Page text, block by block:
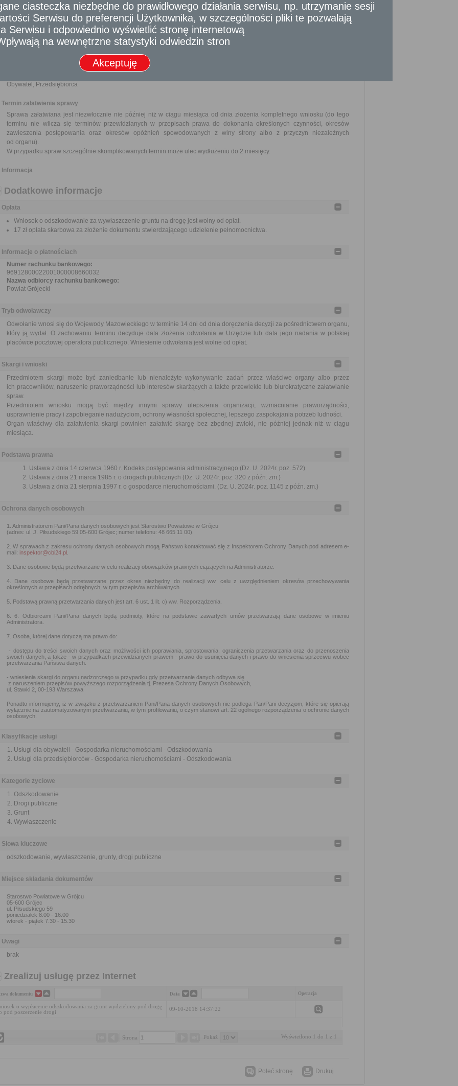
imiona i nazwiska oraz aktualne adresy pozostałych osób uprawnionych do ubiegania się o odszkodowanie.
Dokument, na podstawie którego grunt został wywłaszczony.
Orzeczenie (decyzja) o stwierdzeniu nieważności decyzji wywłaszczeniowej w części dotyczącej ustalenia i wypłaty
odszkodowania (jeżeli zostało wydane).
Dokument potwierdzający prawo wnioskodawcy do żądania ustalenia i wypłaty odszkodowania.
Pełnomocnictwo w przypadku ustanowienia pełnomocnika wraz z dowodem uiszczenia stosownej opłaty.
Obywatel, Przedsiębiorca
Termin załatwienia sprawy
Sprawa załatwiana jest niezwłocznie nie później niż w ciągu miesiąca od dnia złożenia kompletnego wniosku (do tego
terminu nie wlicza się terminów przewidzianych w przepisach prawa do dokonania określonych czynności, okresów
zawieszenia postępowania oraz okresów opóźnień spowodowanych z winy strony albo z przyczyn niezależnych
od organu).
W przypadku spraw szczególnie skomplikowanych termin może ulec wydłużeniu do 2 miesięcy.
Informacja
Dodatkowe informacje
Opłata
Wniosek o odszkodowanie za wywłaszczenie gruntu na drogę jest wolny od opłat.
17 zł opłata skarbowa za złożenie dokumentu stwierdzającego udzielenie pełnomocnictwa.
Informacje o płatnościach
Numer rachunku bankowego:
96912800022001000008660032
Nazwa odbiorcy rachunku bankowego:
Powiat Grójecki
Tryb odwoławczy
Odwołanie wnosi się do Wojewody Mazowieckiego w terminie 14 dni od dnia doręczenia decyzji za pośrednictwem organu,
który ją wydał. O zachowaniu terminu decyduje data złożenia odwołania w Urzędzie lub data jego nadania w polskiej
placówce pocztowej operatora publicznego. Wniesienie odwołania jest wolne od opłat.
Skargi i wnioski
Przedmiotem skargi może być zaniedbanie lub nienależyte wykonywanie zadań przez właściwe organy albo przez
ich pracowników, naruszenie praworządności lub interesów skarżących a także przewlekłe lub biurokratyczne załatwianie
spraw.
Przedmiotem wniosku mogą być między innymi sprawy ulepszenia organizacji, wzmacnianie praworządności,
usprawnienie pracy i zapobieganie nadużyciom, ochrony własności społecznej, lepszego zaspokajania potrzeb ludności.
Organ właściwy dla załatwienia skargi powinien załatwić skargę bez zbędnej zwłoki, nie później jednak niż w ciągu
miesiąca.
Podstawa prawna
Ustawa z dnia 14 czerwca 1960 r. Kodeks postępowania administracyjnego (Dz. U. 2024r. poz. 572)
Ustawa z dnia 21 marca 1985 r. o drogach publicznych (Dz. U. 2024r. poz. 320 z późn. zm.)
Ustawa z dnia 21 sierpnia 1997 r. o gospodarce nieruchomościami. (Dz. U. 2024r. poz. 1145 z późn. zm.)
Ochrona danych osobowych
1. Administratorem Pani/Pana danych osobowych jest Starostwo Powiatowe w Grójcu
(adres: ul. J. Piłsudskiego 59 05-600 Grójec; numer telefonu: 48 665 11 00).
2. W sprawach z zakresu ochrony danych osobowych mogą Państwo kontaktować się z Inspektorem Ochrony Danych pod adresem e-
mail: inspektor@cbi24.pl
3. Dane osobowe będą przetwarzane w celu realizacji obowiązków prawnych ciążących na Administratorze.
4. Dane osobowe będą przetwarzane przez okres niezbędny do realizacji ww. celu z uwzględnieniem okresów przechowywania
określonych w przepisach odrębnych, w tym przepisów archiwalnych.
5. Podstawą prawną przetwarzania danych jest art. 6 ust. 1 lit. c) ww. Rozporządzenia.
6. 6. Odbiorcami Pani/Pana danych będą podmioty, które na podstawie zawartych umów przetwarzają dane osobowe w imieniu
Administratora.
7. Osoba, której dane dotyczą ma prawo do:
- dostępu do treści swoich danych oraz możliwości ich poprawiania, sprostowania, ograniczenia przetwarzania oraz do przenoszenia
swoich danych, a także - w przypadkach przewidzianych prawem - prawo do usunięcia danych i prawo do wniesienia sprzeciwu wobec
przetwarzania Państwa danych.
- wniesienia skargi do organu nadzorczego w przypadku gdy przetwarzanie danych odbywa się
z naruszeniem przepisów powyższego rozporządzenia tj. Prezesa Ochrony Danych Osobowych,
ul. Stawki 2, 00-193 Warszawa
Ponadto informujemy, iż w związku z przetwarzaniem Pani/Pana danych osobowych nie podlega Pan/Pani decyzjom, które się opierają
wyłącznie na zautomatyzowanym przetwarzaniu, w tym profilowaniu, o czym stanowi art. 22 ogólnego rozporządzenia o ochronie danych
osobowych.
Klasyfikacje usługi
Usługi dla obywateli - Gospodarka nieruchomościami - Odszkodowania
Usługi dla przedsiębiorców - Gospodarka nieruchomościami - Odszkodowania
Kategorie życiowe
Odszkodowanie
Drogi publiczne
Grunt
Wywłaszczenie
Słowa kluczowe
odszkodowanie, wywłaszczenie, grunty, drogi publiczne
Miejsce składania dokumentów
Starostwo Powiatowe w Grójcu
05-600 Grójec
ul. Piłsudskiego 59
poniedziałek 8.00 - 16.00
wtorek - piątek 7.30 - 15.30
Uwagi
brak
Zrealizuj usługę przez Internet
dokumentu Data Operacja
o wypłacenie odszkodowania za grunt wydzielony pod drogę
pod poszerzenie drogi
09-10-2018 14:37:22
Strona Pokaż Wyświetlono 1 do 1 z 1
Poleć stronę Drukuj
ciasteczka niezbędne do prawidłowego działania serwisu, np. utrzymanie sesji
Serwisu do preferencji Użytkownika, w szczególności pliki te pozwalają
Serwisu i odpowiednio wyświetlić stronę internetową
na wewnętrzne statystyki odwiedzin stron
Akceptuję